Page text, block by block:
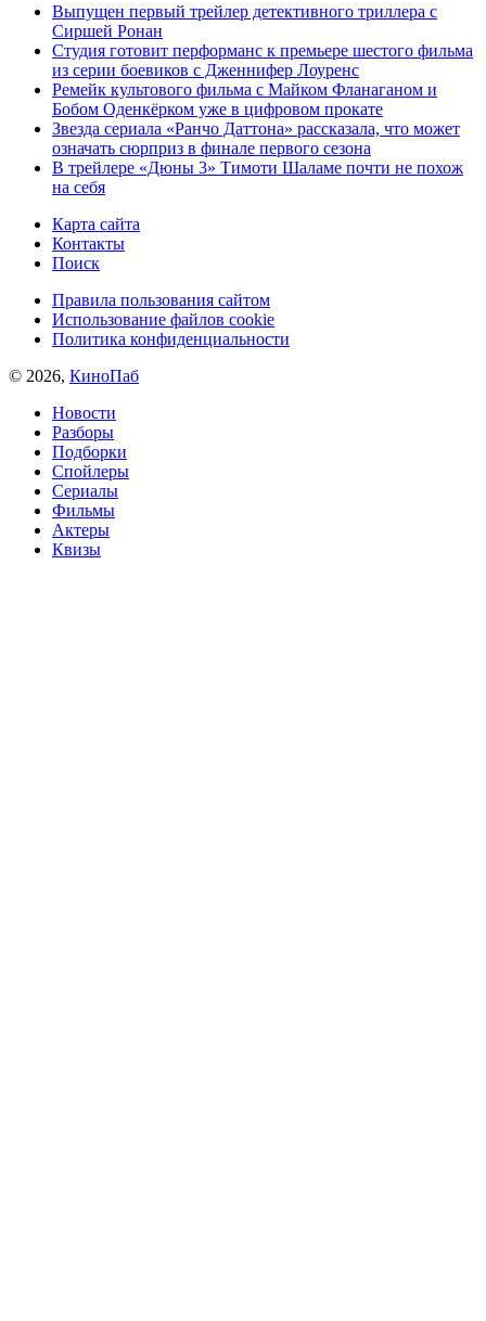
Выпущен первый трейлер детективного триллера с
Сиршей Ронан
Студия готовит перформанс к премьере шестого фильма
из серии боевиков с Дженнифер Лоуренс
Ремейк культового фильма с Майком Фланаганом и
Бобом Оденкёрком уже в цифровом прокате
Звезда сериала «Ранчо Даттона» рассказала, что может
означать сюрприз в финале первого сезона
В трейлере «Дюны 3» Тимоти Шаламе почти не похож
на себя
Карта сайта
Контакты
Поиск
Правила пользования сайтом
Использование файлов cookie
Политика конфиденциальности
© 2026, КиноПаб
Новости
Разборы
Подборки
Спойлеры
Сериалы
Фильмы
Актеры
Квизы